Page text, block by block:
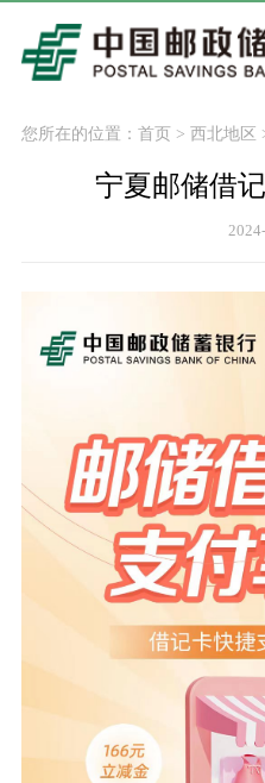
您所在的位置： 首页> 西北地区
宁夏邮储借